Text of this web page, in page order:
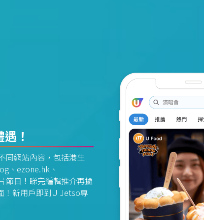
！
同網站內容，包括港生
、ezone.hk、
節目！睇完編輯推介再攞
！新用戶即到U Jetso專